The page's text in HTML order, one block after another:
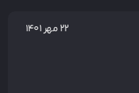
۲۲ مهر ۱۴۰۱